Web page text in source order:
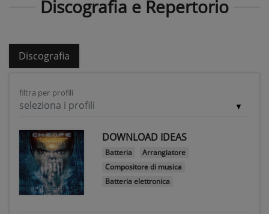
Discografia e Repertorio
Discografia
filtra per profili
seleziona i profili
DOWNLOAD IDEAS
Batteria
Arrangiatore
Compositore di musica
Batteria elettronica